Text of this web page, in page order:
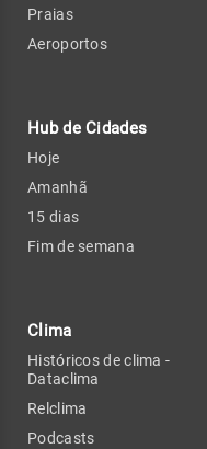
Praias
Aeroportos
Hub de Cidades
Hoje
Amanhã
15 dias
Fim de semana
Clima
Históricos de clima -
Dataclima
Relclima
Podcasts